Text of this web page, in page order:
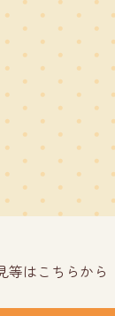
等はこちらから